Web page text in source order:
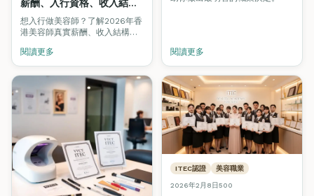
薪酬、入行資格、收入結構
全面拆解（2026求職指南）
想入行做美容師？了解2026年香
港美容師真實薪酬、收入結構
格、晉升路線及行業前景，助應
屆畢業生及轉行者做出明智決
定。
閱讀更多 閱讀更多
ITEC認證 美容職業
2026年2月8日500